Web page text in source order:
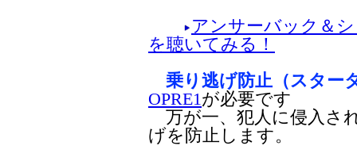
アンサーバック＆
を聴いてみる！
乗り逃げ防止（スター
OPRE1が必要です
万が一、犯人に侵入さ
げを防止します。